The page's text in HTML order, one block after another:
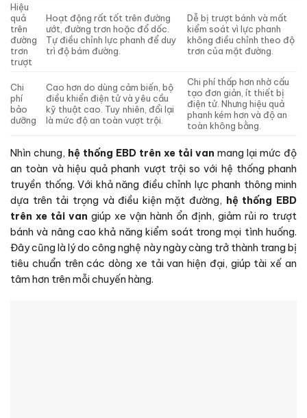
Hiệu
quả
trên
đường
trơn
trượt
Hoạt động rất tốt trên đường
ướt, đường trơn hoặc đổ dốc.
Tự điều chỉnh lực phanh để duy
trì độ bám đường.
Dễ bị trượt bánh và mất
kiểm soát vì lực phanh
không điều chỉnh theo độ
trơn của mặt đường.
Chi
phí
bảo
dưỡng
Cao hơn do dùng cảm biến, bộ
điều khiển điện tử và yêu cầu
kỹ thuật cao. Tuy nhiên, đổi lại
là mức độ an toàn vượt trội.
Chi phí thấp hơn nhờ cấu
tạo đơn giản, ít thiết bị
điện tử. Nhưng hiệu quả
phanh kém hơn và độ an
toàn không bằng.
Nhìn chung, hệ thống EBD trên xe tải van mang lại mức độ
an toàn và hiệu quả phanh vượt trội so với hệ thống phanh
truyền thống. Với khả năng điều chỉnh lực phanh thông minh
dựa trên tải trọng và điều kiện mặt đường, hệ thống EBD
trên xe tải van giúp xe vận hành ổn định, giảm rủi ro trượt
bánh và nâng cao khả năng kiểm soát trong mọi tình huống.
Đây cũng là lý do công nghệ này ngày càng trở thành trang bị
tiêu chuẩn trên các dòng xe tải van hiện đại, giúp tài xế an
tâm hơn trên mỗi chuyến hàng.